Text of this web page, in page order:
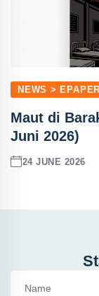
NEWS > EPAPER
Maut di
Juni 2026)
24 JUNE 2026